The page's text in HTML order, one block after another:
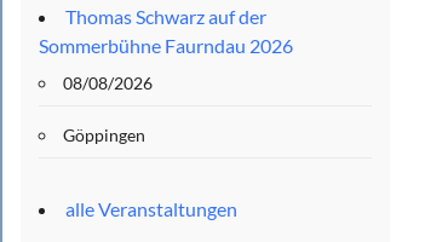
Thomas Schwarz auf der
Sommerbühne Faurndau 2026
08/08/2026
Göppingen
alle Veranstaltungen